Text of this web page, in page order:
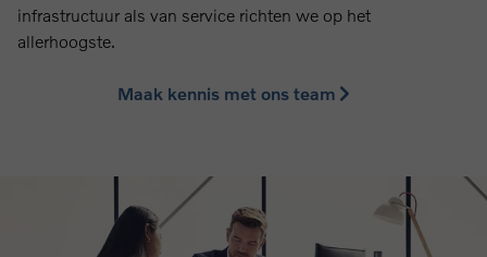
infrastructuur als van service richten we op het
allerhoogste.
Maak kennis met ons team